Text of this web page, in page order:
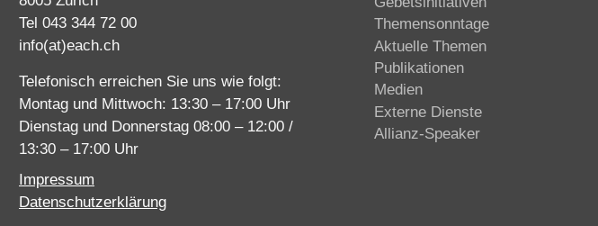
Tel 043 344 72 00
info(at)each.ch
Telefonisch erreichen Sie uns wie folgt:
Montag und Mittwoch: 13:30 – 17:00 Uhr
Dienstag und Donnerstag 08:00 – 12:00 /
13:30 – 17:00 Uhr
Impressum
Datenschutzerklärung
Themensonntage
Aktuelle Themen
Publikationen
Medien
Externe Dienste
Allianz-Speaker